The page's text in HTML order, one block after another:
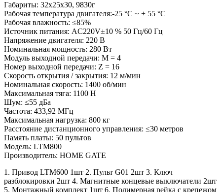
Габариты: 32х25х30, 9830г
Рабочая температура двигателя:-25 °C ~ + 55 °C
Рабочая влажность: ≤85%
Источник питания: AC220V±10 % 50 Гц/60 Гц
Напряжение двигателя: 220 В
Номинальная мощность: 280 Вт
Модуль выходной передачи: M = 4
Номер выходной передачи: Z = 16
Скорость открытия / закрытия: 12 м/мин
Номинальная скорость: 1400 об/мин
Максимальная тяга: 1100 Н
Шум: ≤55 дБа
Частота: 433,92 МГц
Максимальная нагрузка: 800 кг
Расстояние дистанционного управления: ≤30 метров
Память платы: 50 пультов
Модель: LTM800
Производитель: HOME GATE
1. Привод LTM600 1шт 2. Пульт G01 2шт 3. Ключ
разблокировки 2шт 4. Магнитные концевые выключатели 2шт
5. Монтажный комплект 1шт 6. Полимерная рейка с крепежом